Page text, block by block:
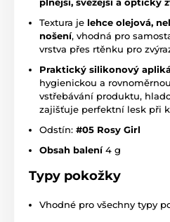
Textura je lehce olejová,
nošení, vhodná pro
vrstva přes rtěnku pro
Praktický silikonový
hygienickou a
vstřebávání produktu,
zajišťuje perfektní lesk při
Odstín: #05 Rosy Girl
Obsah balení4 g
Typy pokožky
Vhodné pro všechny typy